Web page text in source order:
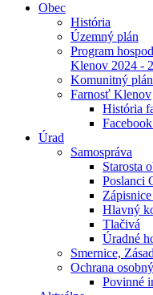
Obec
História
Územný plán
Program
Klenov 2024 -
Komunitný
Farnosť Klenov
História
Úrad
Samospráva
Starosta
Poslanci
Hlavný
Tlačivá
Úradné
Smernice,
Ochrana
Povinné